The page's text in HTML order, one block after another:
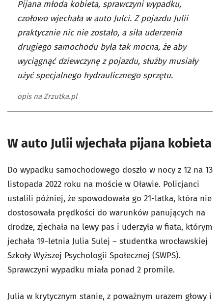
Pijana młoda kobieta, sprawczyni wypadku,
czołowo wjechała w auto Julci. Z pojazdu Julii
praktycznie nic nie zostało, a siła uderzenia
drugiego samochodu była tak mocna, że aby
wyciągnąć dziewczynę z pojazdu, służby musiały
użyć specjalnego hydraulicznego sprzętu.
opis na Zrzutka.pl
W auto Julii wjechała pijana kobieta
Do wypadku samochodowego doszło w nocy z 12 na 13
listopada 2022 roku na moście w Oławie. Policjanci
ustalili później, że spowodowała go 21-latka, która nie
dostosowała prędkości do warunków panujących na
drodze, zjechała na lewy pas i uderzyła w fiata, którym
jechała 19-letnia Julia Sulej – studentka wrocławskiej
Szkoły Wyższej Psychologii Społecznej (SWPS).
Sprawczyni wypadku miała ponad 2 promile.
Julia w krytycznym stanie, z poważnym urazem głowy i